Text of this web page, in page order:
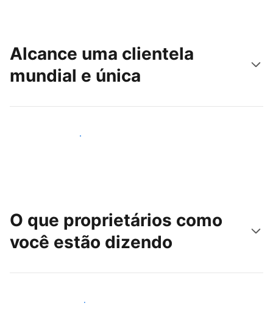
Alcance uma clientela
mundial e única
Alcançar novos hóspedes
O que proprietários como
você estão dizendo
Junte-se a outros anfitriões